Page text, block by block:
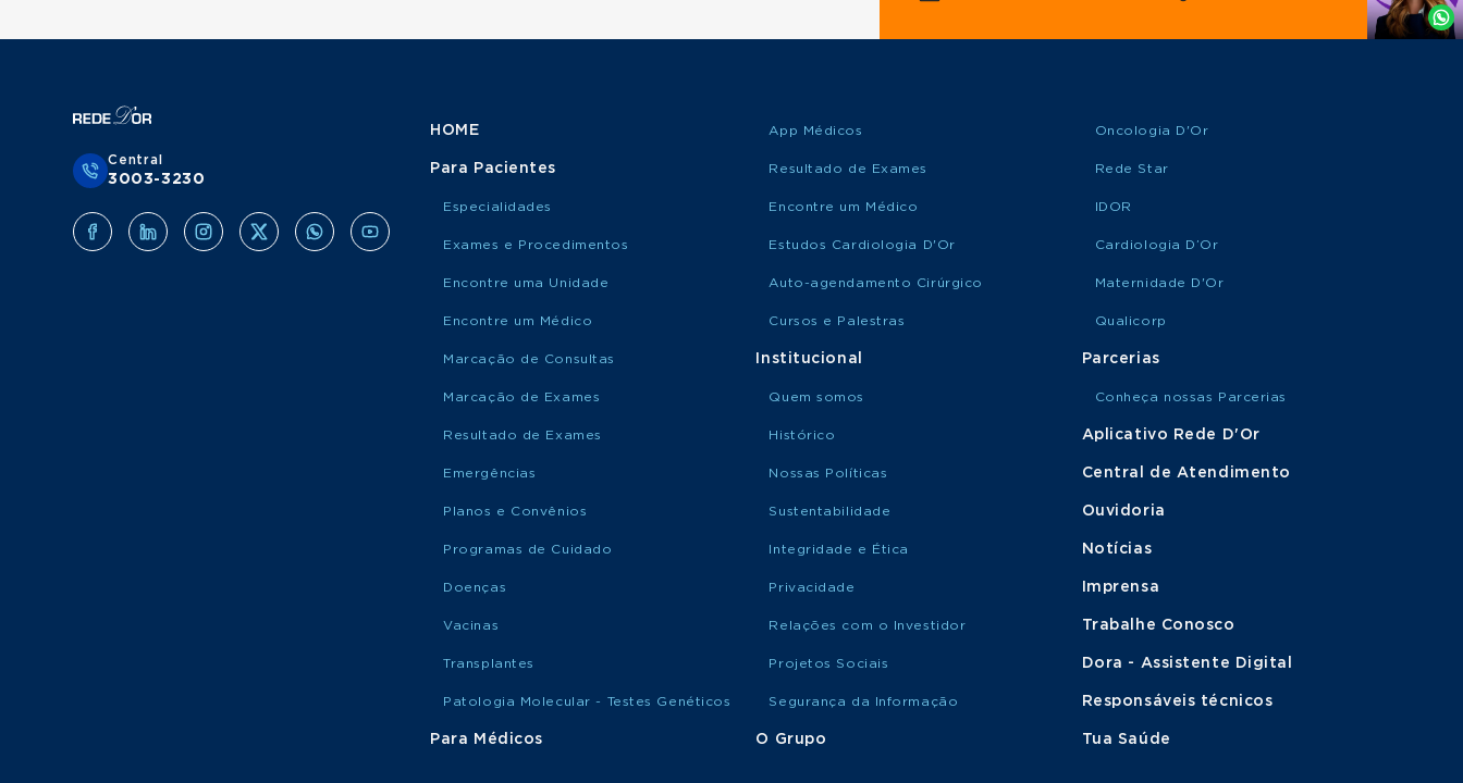
Whatsapp
Central
3003-3230
HOME
Para Pacientes
Especialidades
Exames e Procedimentos
Encontre uma Unidade
Encontre um Médico
Marcação de Consultas
Marcação de Exames
Resultado de Exames
Emergências
Planos e Convênios
Programas de Cuidado
Doenças
Vacinas
Transplantes
Patologia Molecular - Testes Genéticos
Para Médicos
App Médicos
Resultado de Exames
Encontre um Médico
Estudos Cardiologia D'Or
Auto-agendamento Cirúrgico
Cursos e Palestras
Institucional
Quem somos
Histórico
Nossas Políticas
Sustentabilidade
Integridade e Ética
Privacidade
Relações com o Investidor
Projetos Sociais
Segurança da Informação
O Grupo
Oncologia D'Or
Rede Star
IDOR
Cardiologia D’Or
Maternidade D'Or
Qualicorp
Parcerias
Conheça nossas Parcerias
Aplicativo Rede D'Or
Central de Atendimento
Ouvidoria
Notícias
Imprensa
Trabalhe Conosco
Dora - Assistente Digital
Responsáveis técnicos
Tua Saúde